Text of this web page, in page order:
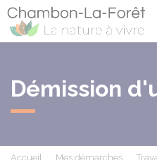
Démission
Accueil Mes démarches